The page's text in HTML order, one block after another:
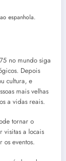
espanhola.
no mundo siga
Depois
cultura, e
mais velhas
a vidas reais.
tornar o
visitas a locais
os eventos.